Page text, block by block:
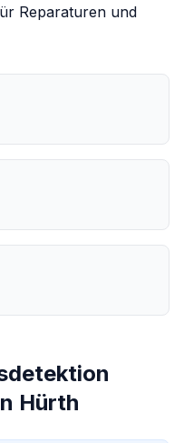
Reparaturen und
Hürth